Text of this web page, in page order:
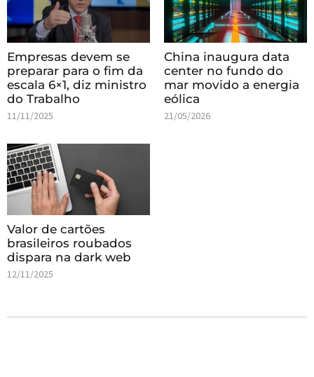
Empresas devem se
preparar para o fim da
escala 6×1, diz ministro
do Trabalho
11/11/2025
China inaugura data
center no fundo do
mar movido a energia
eólica
21/05/2026
Valor de cartões
brasileiros roubados
dispara na dark web
12/11/2025